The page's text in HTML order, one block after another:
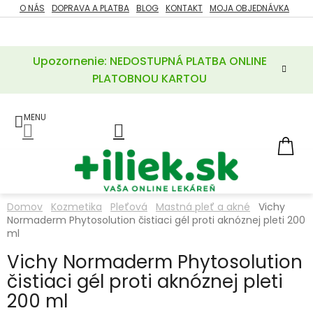
Prejsť
na
Upozornenie: NEDOSTUPNÁ PLATBA ONLINE
PLATOBNOU KARTOU
O NÁS DOPRAVA A PLATBA BLOG KONTAKT MOJA OBJEDNÁVKA
ZĽAVY
POTREBY
A
LIEKY
VITAMÍNY
A
KOZMETIKA
Domov Kozmetika Pleťová Mastná pleť a akné
Vichy
Normaderm Phytosolution čistiaci gél proti aknóznej pleti 200
ml
Vichy Normaderm Phytosolution
čistiaci gél proti aknóznej pleti
200 ml